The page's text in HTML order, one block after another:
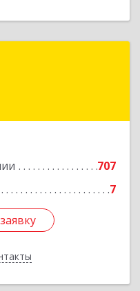
707
7
обл, Волжский г, им